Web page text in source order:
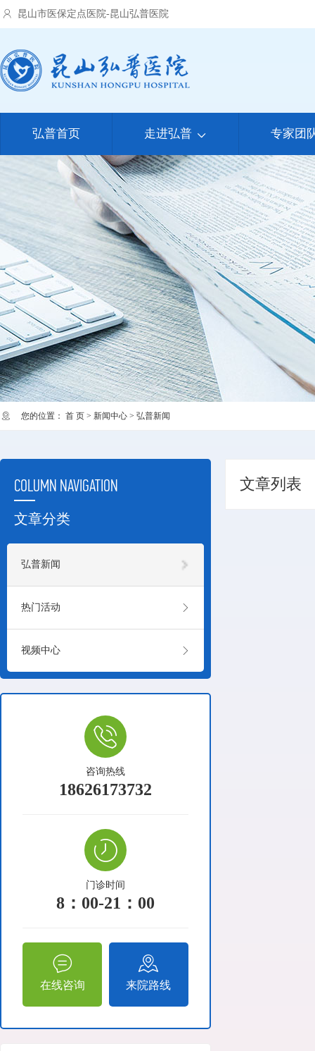
昆山市医保定点医院-昆山弘普医院
弘普首页 走进弘普  专家团
您的位置： 首 页 > 新闻中心 > 弘普新闻
文章列表
COLUMN NAVIGATION
文章分类
弘普新闻 
热门活动 
视频中心 
咨询热线
18626173732
门诊时间
8：00-21：00
在线咨询 来院路线